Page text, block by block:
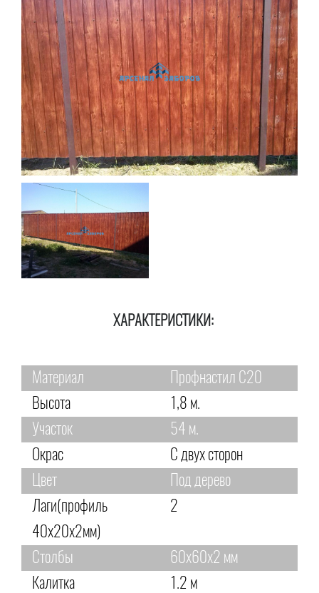
ХАРАКТЕРИСТИКИ:
Материал
Профнастил С20
Высота
1,8 м.
Участок
54 м.
Окрас
С двух сторон
Цвет
Под дерево
Лаги(профиль
40х20х2мм)
2
Столбы
60х60х2 мм
Калитка
1.2 м